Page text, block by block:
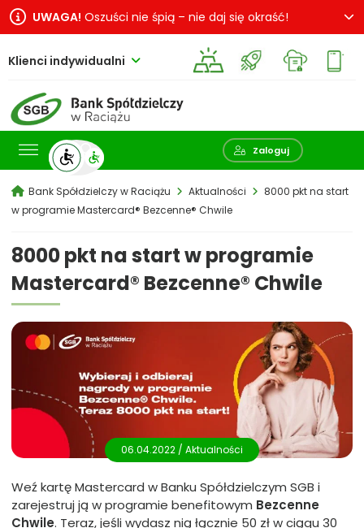
UWAGA! Oszuści nie śpią – nie daj się okraść!
Klienci indywidualni
Zaloguj
Pokaż wyszukiwarkę
Bank Spółdzielczy w Raciążu Aktualności
8000 pkt na start
w programie Mastercard® Bezcenne® Chwile
8000 pkt na start w programie
Mastercard® Bezcenne® Chwile
06.04.2022 / Aktualności
Weź kartę Mastercard w Banku Spółdzielczym SGB i
zarejestruj ją w programie benefitowym Bezcenne
Chwile. Teraz, jeśli wydasz nią łącznie 50 zł w ciągu 30